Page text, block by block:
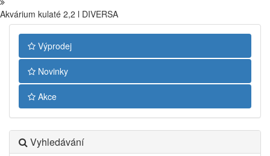
Akvárium kulaté 2,2 l DIVERSA
Výprodej
Novinky
Akce
Vyhledávání